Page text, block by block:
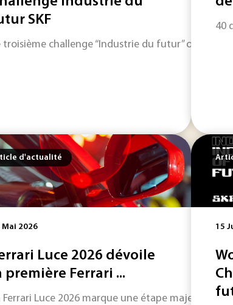
SKF Magnetic Mechatronics (S2M) en
SKF
troisième challenge “Industrie du futur” organisé
40
d'actualité
Mai 2026
Luce 2026 dévoile
première Ferrari ...
Ferrari Luce 2026 marque une étape majeure
15